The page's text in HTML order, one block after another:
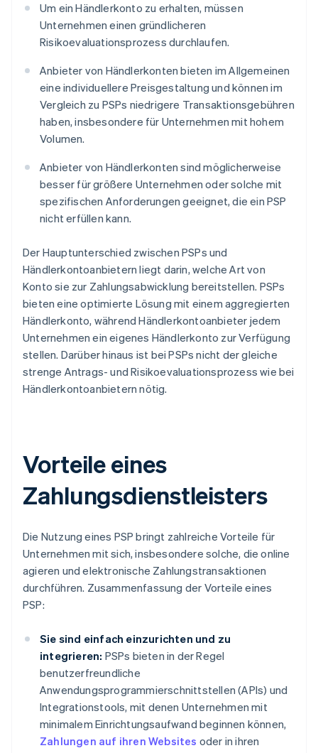
Um ein Händlerkonto zu erhalten, müssen
Unternehmen einen gründlicheren
Risikoevaluationsprozess durchlaufen.
Anbieter von Händlerkonten bieten im Allgemeinen
eine individuellere Preisgestaltung und können im
Vergleich zu PSPs niedrigere Transaktionsgebühren
haben, insbesondere für Unternehmen mit hohem
Volumen.
Anbieter von Händlerkonten sind möglicherweise
besser für größere Unternehmen oder solche mit
spezifischen Anforderungen geeignet, die ein PSP
nicht erfüllen kann.
Der Hauptunterschied zwischen PSPs und
Händlerkontoanbietern liegt darin, welche Art von
Konto sie zur Zahlungsabwicklung bereitstellen. PSPs
bieten eine optimierte Lösung mit einem aggregierten
Händlerkonto, während Händlerkontoanbieter jedem
Unternehmen ein eigenes Händlerkonto zur Verfügung
stellen. Darüber hinaus ist bei PSPs nicht der gleiche
strenge Antrags- und Risikoevaluationsprozess wie bei
Händlerkontoanbietern nötig.
Vorteile eines
Zahlungsdienstleisters
Die Nutzung eines PSP bringt zahlreiche Vorteile für
Unternehmen mit sich, insbesondere solche, die online
agieren und elektronische Zahlungstransaktionen
durchführen. Zusammenfassung der Vorteile eines
PSP:
Sie sind einfach einzurichten und zu
integrieren: PSPs bieten in der Regel
benutzerfreundliche
Anwendungsprogrammierschnittstellen (APIs) und
Integrationstools, mit denen Unternehmen mit
minimalem Einrichtungsaufwand beginnen können,
Zahlungen auf ihren Websites oder in ihren